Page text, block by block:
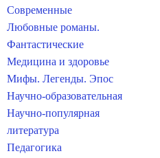
Современные
Любовные романы.
Фантастические
Медицина и здоровье
Мифы. Легенды. Эпос
Научно-образовательная
Научно-популярная
литература
Педагогика